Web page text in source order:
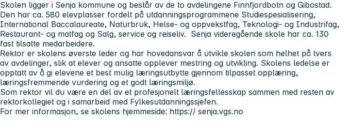
Skolen ligger i Senja kommune og består av de to avdelingene Finnfjordbotn og Gibostad.
Den har ca. 580 elevplasser fordelt på utdanningsprogrammene Studiespesialisering,
International Baccalaureate, Naturbruk, Helse- og oppvekstfag, Teknologi- og Industrifag,
Restaurant- og matfag og Salg, service og reiseliv. Senja videregående skole har ca. 130
fast tilsatte medarbeidere.
Rektor er skolens øverste leder og har hovedansvar å utvikle skolen som helhet på tvers
av avdelinger, slik at elever og ansatte opplever mestring og utvikling. Skolens ledelse er
opptatt av å gi elevene et best mulig læringsutbytte gjennom tilpasset opplæring,
læringsfremmende vurdering og et godt læringsmiljø.
Som rektor vil du være en del av et profesjonelt læringsfellesskap sammen med resten av
rektorkollegiet og i samarbeid med Fylkesutdanningssjefen.
For mer informasjon, se skolens hjemmeside: https:// senja.vgs.no